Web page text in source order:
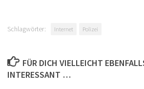
Schlagwörter: Internet Polizei
FÜR DICH VIELLEICHT
INTERESSANT …